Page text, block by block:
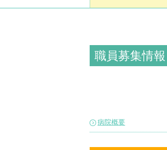
職員募集情報
病院概要